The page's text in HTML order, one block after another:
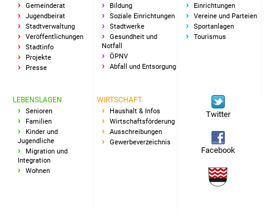
Gemeinderat
Jugendbeirat
Stadtverwaltung
Veröffentlichungen
Stadtinfo
Projekte
Presse
Bildung
Soziale Einrichtungen
Stadtwerke
Gesundheit und
Notfall
ÖPNV
Abfall und Entsorgung
Einrichtungen
Vereine und Parteien
Sportanlagen
Tourismus
LEBENSLAGEN
Senioren
Familien
Kinder und
Jugendliche
Migration und
Integration
Wohnen
WIRTSCHAFT
Haushalt & Infos
Wirtschaftsförderung
Ausschreibungen
Gewerbeverzeichnis
Twitter
Facebook